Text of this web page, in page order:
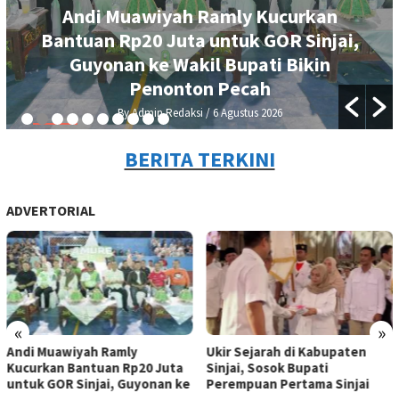
Ukir Sejarah di Kabupaten Sinjai,
Sosok Bupati Perempuan Pertama
Sinjai Resmi Pimpin Gerindra
By Admin Redaksi/ 5 Agustus 2026
BERITA TERKINI
ADVERTORIAL
« »
Andi Muawiyah Ramly
Kucurkan Bantuan Rp20 Juta
untuk GOR Sinjai, Guyonan ke
Ukir Sejarah di Kabupaten
Sinjai, Sosok Bupati
Perempuan Pertama Sinjai